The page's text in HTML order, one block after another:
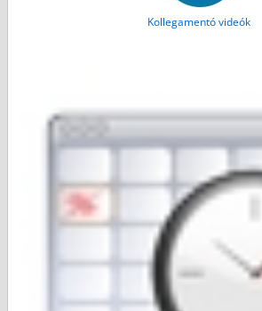
Kollegamentó videók